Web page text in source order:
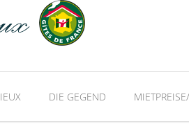
DIE GEGEND